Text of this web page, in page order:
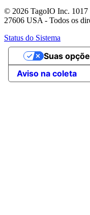
© 2026 TagoIO Inc. 1017
27606 USA - Todos os
Status do Sistema
Aviso na coleta
Suas